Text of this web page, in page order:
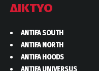
ΔΙΚΤΥΟ
ANTIFA SOUTH
ANTIFA NORTH
ANTIFA HOODS
ANTIFA UNIVERSUS